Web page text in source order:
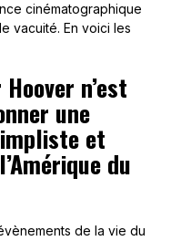
cinématographique
vacuité. En voici les
n’est
une
et
du
de la vie du